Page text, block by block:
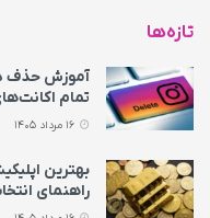
تازه‌ها
آموزش حذف
تمام
بهترین
راهنمای